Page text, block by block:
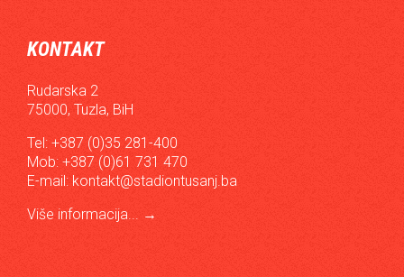
KONTAKT
Rudarska 2
75000, Tuzla, BiH
Tel: +387 (0)35 281-400
Mob: +387 (0)61 731 470
E-mail: kontakt@stadiontusanj.ba
Više informacija...
→